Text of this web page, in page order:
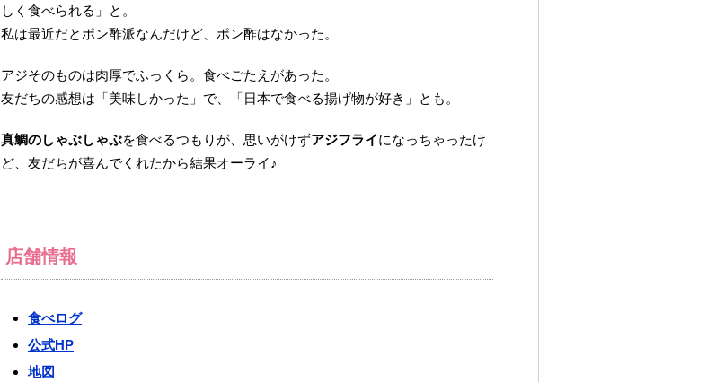
しく食べられる」と。
私は最近だとポン酢派なんだけど、ポン酢はなかった。
アジそのものは肉厚でふっくら。食べごたえがあった。
友だちの感想は「美味しかった」で、「日本で食べる揚げ物が好き」とも。
真鯛のしゃぶしゃぶを食べるつもりが、思いがけずアジフライになっちゃったけ
ど、友だちが喜んでくれたから結果オーライ♪
店舗情報
食べログ
公式HP
地図